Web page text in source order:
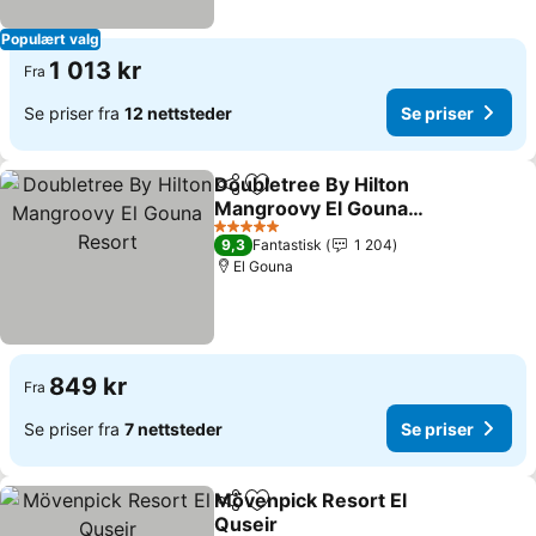
Populært valg
Fra 1 013 kr
Se priser fra 12 nettsteder Se priser
Del Legg til i favoritter
Doubletree By Hilton
Mangroovy El Gouna
Resort
Se priser
5 Stjerner
9,3 Fantastisk
1 204
El Gouna
Fra 849 kr
Se priser fra 7 nettsteder Se priser
Del Legg til i favoritter
Mövenpick Resort El
Quseir